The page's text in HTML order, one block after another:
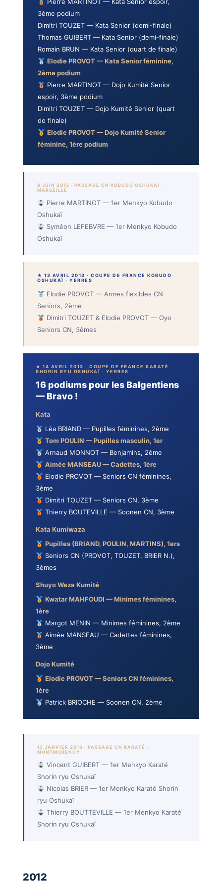
Pierre MARTINOT — Kata Senior espoir,
3ème podium
Dimitri TOUZET — Kata Senior (demi-finale)
Thomas GUIBERT — Kata Senior (demi-finale)
Romain BRUN — Kata Senior (quart de finale)
Elodie PROVOT — Kata Senior féminine,
2ème podium
Pierre MARTINOT — Dojo Kumité Senior
espoir, 3ème podium
Dimitri TOUZET — Dojo Kumité Senior (quart
de finale)
Elodie PROVOT — Dojo Kumité Senior
féminine, 1ère podium
9 JUIN 2013 · PASSAGE CN KOBUDO OSHUKAÏ ·
MARSEILLE
Pierre MARTINOT — 1er Menkyo Kobudo
Oshukaï
Syméon LEFEBVRE — 1er Menkyo Kobudo
Oshukaï
★ 13 AVRIL 2013 · COUPE DE FRANCE KOBUDO
OSHUKAÏ · YERRES
Elodie PROVOT — Armes flexibles CN
Seniors, 2ème
Dimitri TOUZET & Elodie PROVOT — Oyo
Seniors CN, 3èmes
★ 14 AVRIL 2013 · COUPE DE FRANCE KARATÉ
SHORIN RYU OSHUKAÏ · YERRES
16 podiums pour les Balgentiens
— Bravo !
Kata
Léa BRIAND — Pupilles féminines, 2ème
Tom POULIN — Pupilles masculin, 1er
Arnaud MONNOT — Benjamins, 2ème
Aimée MANSEAU — Cadettes, 1ère
Elodie PROVOT — Seniors CN féminines,
3ème
Dimitri TOUZET — Seniors CN, 3ème
Thierry BOUTEVILLE — Soonen CN, 3ème
Kata Kumiwaza
Pupilles (BRIAND, POULIN, MARTINS), 1ers
Seniors CN (PROVOT, TOUZET, BRIER N.),
3èmes
Shuyo Waza Kumité
Kwatar MAHFOUDI — Minimes féminines,
1ère
Margot MENIN — Minimes féminines, 2ème
Aimée MANSEAU — Cadettes féminines,
3ème
Dojo Kumité
Elodie PROVOT — Seniors CN féminines,
1ère
Patrick BRIOCHE — Soonen CN, 2ème
13 JANVIER 2013 · PASSAGE CN KARATÉ ·
MONTMORENCY
Vincent GUIBERT — 1er Menkyo Karaté
Shorin ryu Oshukaï
Nicolas BRIER — 1er Menkyo Karaté Shorin
ryu Oshukaï
Thierry BOUTTEVILLE — 1er Menkyo Karaté
Shorin ryu Oshukaï
2012